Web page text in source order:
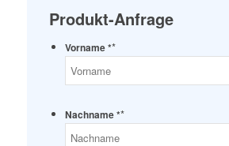
Produkt-Anfrage
Vorname **
Nachname **